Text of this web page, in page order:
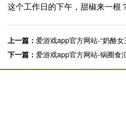
这个工作日的下午，甜椒来一根
上一篇： 爱游戏app官方网站-“奶酪
下一篇： 爱游戏app官方网站-锅圈食汇：